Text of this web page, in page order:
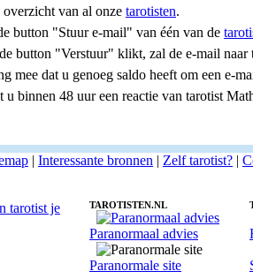
van al onze tarotisten.
button "Stuur e-mail" van één van de
button "Verstuur" klikt, zal de e-mail
mee dat u genoeg saldo heeft om een e-
u binnen 48 uur een reactie van tarotist
| Interessante bronnen | Zelf tarotist? |
TAROTISTEN.NL
Paranormaal advies
Paranormale site